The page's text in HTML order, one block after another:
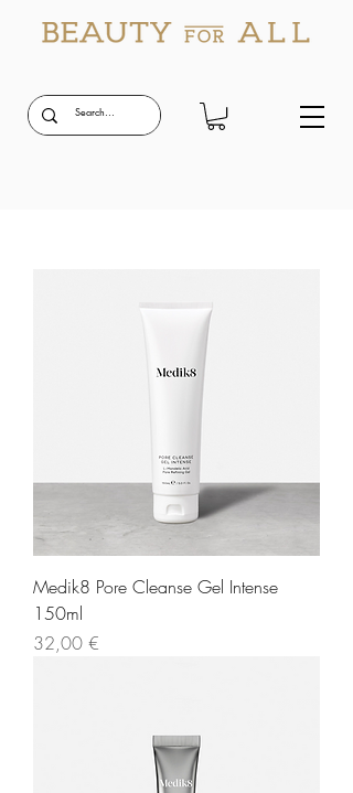
Medik8 Pore Cleanse Gel Intense
150ml
Τιμή
32,00 €